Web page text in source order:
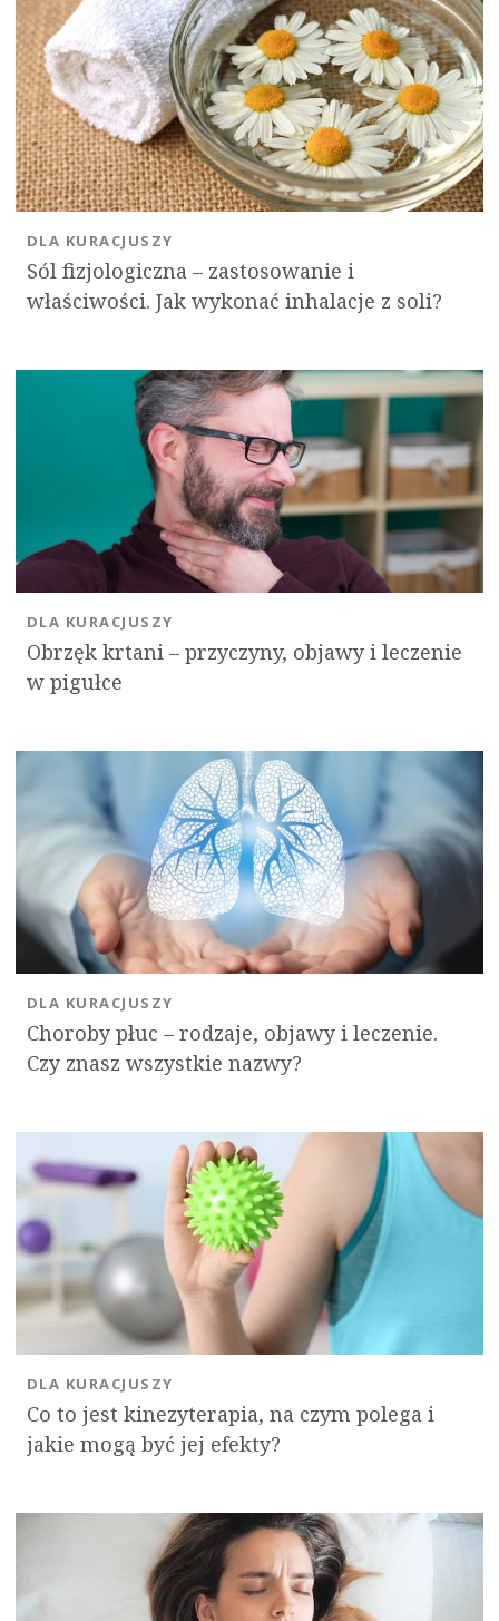
Sól fizjologiczna – zastosowanie i
właściwości. Jak wykonać inhalacje z soli?
DLA KURACJUSZY
Obrzęk krtani – przyczyny, objawy i leczenie
w pigułce
DLA KURACJUSZY
Choroby płuc – rodzaje, objawy i leczenie.
Czy znasz wszystkie nazwy?
DLA KURACJUSZY
Co to jest kinezyterapia, na czym polega i
jakie mogą być jej efekty?
DLA KURACJUSZY